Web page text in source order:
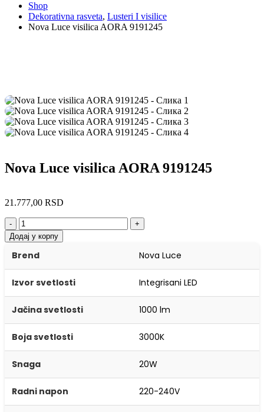
Shop
Dekorativna rasveta, Lusteri I visilice
Nova Luce visilica AORA 9191245
Nova Luce visilica AORA 9191245
21.777,00 RSD
-
+
Додај у корпу
Brend Nova Luce
Izvor svetlosti Integrisani LED
Jačina svetlosti 1000 lm
Boja svetlosti 3000K
Snaga 20W
Radni napon 220-240V